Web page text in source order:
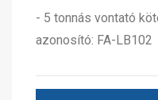
- 5 tonnás vontató
azonosító: FA-LB102